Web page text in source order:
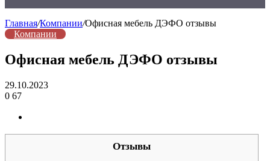
Главная/Компании/Офисная мебель ДЭФО отзывы
Компании
Офисная мебель ДЭФО отзывы
29.10.2023
0 67
Отзывы